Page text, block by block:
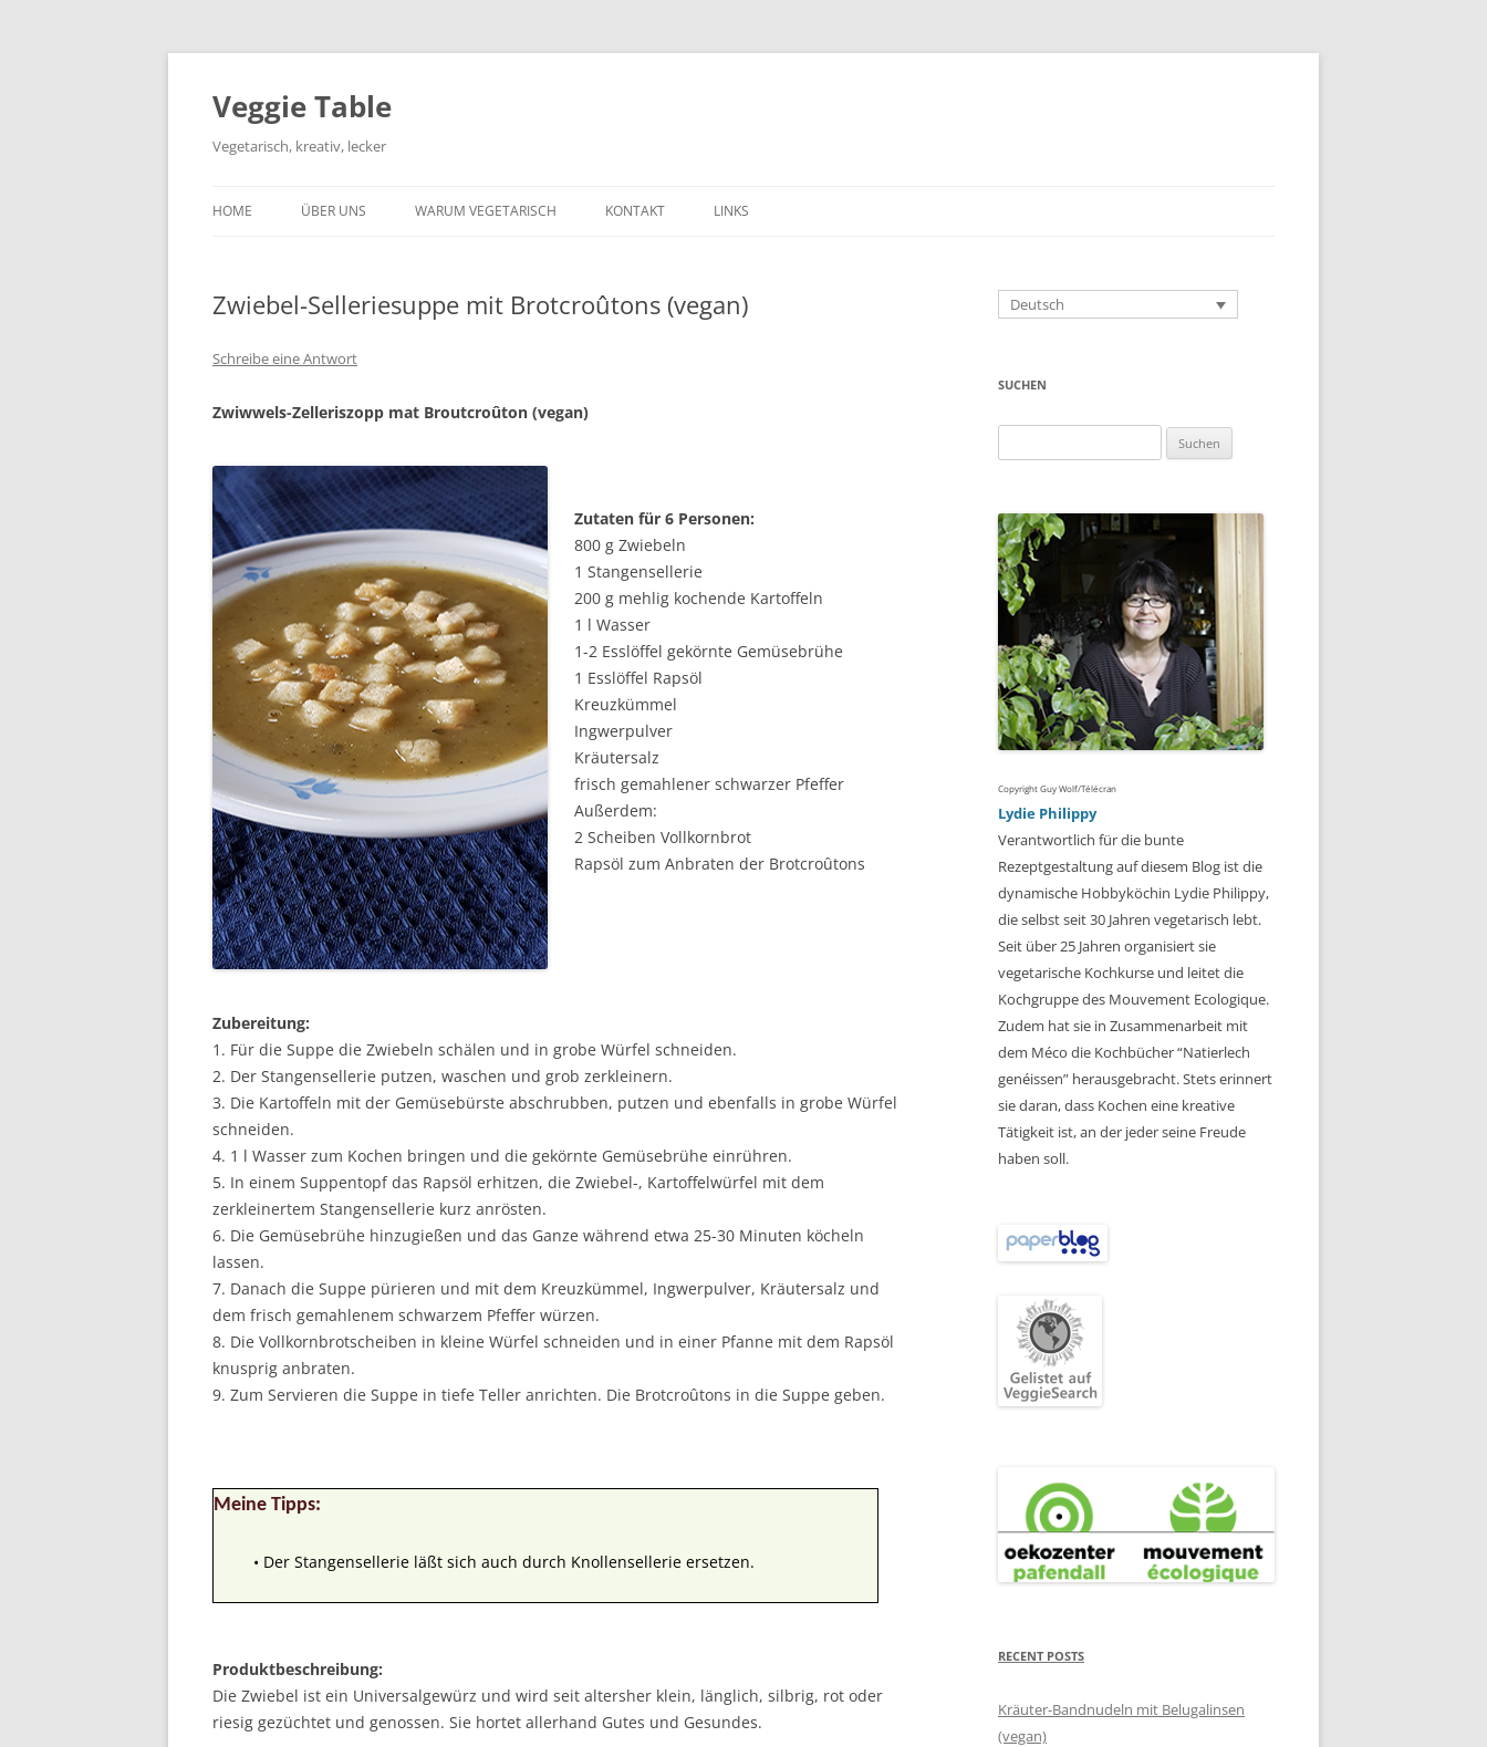
Zum
Veggie Table
Vegetarisch, kreativ, lecker
HOME ÜBER UNS WARUM VEGETARISCH KONTAKT LINKS
Zwiebel-Selleriesuppe mit Brotcroûtons (vegan)
Schreibe eine Antwort
Zwiwwels-Zelleriszopp mat Broutcroûton (vegan)
Zutaten für 6 Personen:
800 g Zwiebeln
1 Stangensellerie
200 g mehlig kochende Kartoffeln
1 l Wasser
1-2 Esslöffel gekörnte Gemüsebrühe
1 Esslöffel Rapsöl
Kreuzkümmel
Ingwerpulver
Kräutersalz
frisch gemahlener schwarzer Pfeffer
Außerdem:
2 Scheiben Vollkornbrot
Rapsöl zum Anbraten der Brotcroûtons
Zubereitung:
1. Für die Suppe die Zwiebeln schälen und in grobe Würfel schneiden.
2. Der Stangensellerie putzen, waschen und grob zerkleinern.
3. Die Kartoffeln mit der Gemüsebürste abschrubben, putzen und ebenfalls in grobe Würfel
schneiden.
4. 1 l Wasser zum Kochen bringen und die gekörnte Gemüsebrühe einrühren.
5. In einem Suppentopf das Rapsöl erhitzen, die Zwiebel-, Kartoffelwürfel mit dem
zerkleinertem Stangensellerie kurz anrösten.
6. Die Gemüsebrühe hinzugießen und das Ganze während etwa 25-30 Minuten köcheln
lassen.
7. Danach die Suppe pürieren und mit dem Kreuzkümmel, Ingwerpulver, Kräutersalz und
dem frisch gemahlenem schwarzem Pfeffer würzen.
8. Die Vollkornbrotscheiben in kleine Würfel schneiden und in einer Pfanne mit dem Rapsöl
knusprig anbraten.
9. Zum Servieren die Suppe in tiefe Teller anrichten. Die Brotcroûtons in die Suppe geben.
Meine Tipps:
• Der Stangensellerie läßt sich auch durch Knollensellerie ersetzen.
Produktbeschreibung:
Die Zwiebel ist ein Universalgewürz und wird seit altersher klein, länglich, silbrig, rot oder
riesig gezüchtet und genossen. Sie hortet allerhand Gutes und Gesundes.
Deutsch
SUCHEN
nach:
Copyright Guy Wolf/Télécran
Lydie Philippy
Verantwortlich für die bunte
Rezeptgestaltung auf diesem Blog ist die
dynamische Hobbyköchin Lydie Philippy,
die selbst seit 30 Jahren vegetarisch lebt.
Seit über 25 Jahren organisiert sie
vegetarische Kochkurse und leitet die
Kochgruppe des Mouvement Ecologique.
Zudem hat sie in Zusammenarbeit mit
dem Méco die Kochbücher “Natierlech
genéissen” herausgebracht. Stets erinnert
sie daran, dass Kochen eine kreative
Tätigkeit ist, an der jeder seine Freude
haben soll.
RECENT POSTS
Kräuter-Bandnudeln mit Belugalinsen
(vegan)